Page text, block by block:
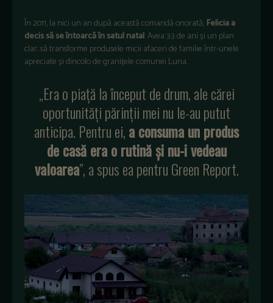
În 2011, la nici un an după această comandă onorată, Felicia a
decis să se întoarcă în satul natal. Avea 33 de ani și un plan
clar: să transforme produsele micii afaceri de familie într-unele
apreciate și dincolo de granițele comunei Luna.
„Era o piață la început de drum, ale cărei
oportunități părinții mei nu le-au putut
anticipa. Pentru ei,a consuma un produs
de casă era o rutină și nu-i vedeau
valoarea”, a spus ea pentru Green Report.